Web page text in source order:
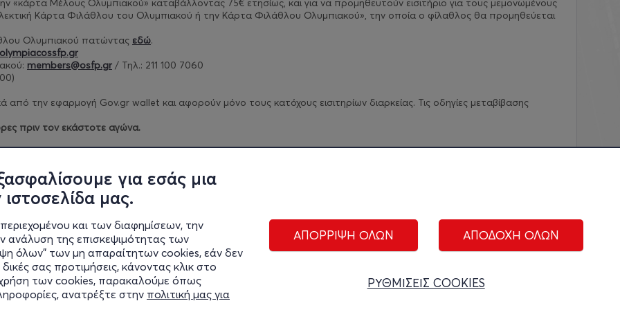
για εσάς μια
μας.
και των διαφημίσεων, την
ανάλυση της επισκεψιμότητας των
όλων" των μη απαραίτητων cookies, εάν δεν
σας προτιμήσεις, κάνοντας κλικ στο
χρήση των cookies, παρακαλούμε όπως
ανατρέξτε στην πολιτική μας για
ΑΠΟΡΡΙΨΗ ΟΛΩΝ ΑΠΟΔΟΧΗ ΟΛΩΝ
ΡΥΘΜΙΣΕΙΣ COOKIES
«κάρτα Μέλους Ολυμπιακού» καταβάλλοντας 75€ ετησίως, και για να προμηθευτούν εισιτήριο για τους μεμονωμένους
Κάρτα Φιλάθλου του Ολυμπιακού ή την Κάρτα Φιλάθλου Ολυμπιακού», την οποία ο φίλαθλος θα προμηθεύεται
Ολυμπιακού πατώντας εδώ.
members@osfp.gr / Τηλ.: 211 100 7060
από την εφαρμογή Gov.gr wallet και αφορούν μόνο τους κατόχους εισιτηρίων διαρκείας. Τις οδηγίες μεταβίβασης
πριν τον εκάστοτε αγώνα.
πατήστεεδώ.
ΑΚΟΛΟΥΘΗΣΤΕ ΜΑΣ: